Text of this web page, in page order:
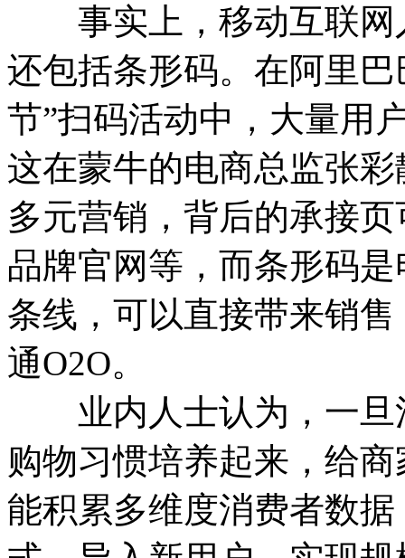
事实上，移动互联网
还包括条形码。在阿里
节”扫码活动中，大量用
这在蒙牛的电商总监张
多元营销，背后的承接
品牌官网等，而条形码
条线，可以直接带来销
通O2O。
业内人士认为，一旦
购物习惯培养起来，给
能积累多维度消费者数